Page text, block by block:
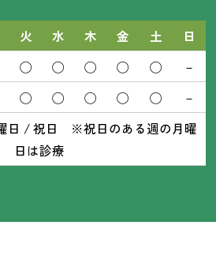
火 水 木 金 土
日
◯ ◯ ◯ ◯ ◯
－
◯ ◯ ◯ ◯ ◯
－
日 / 祝日 ※祝日のある週の月曜
日は診療